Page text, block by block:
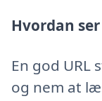
Hvordan
En god
og nem at